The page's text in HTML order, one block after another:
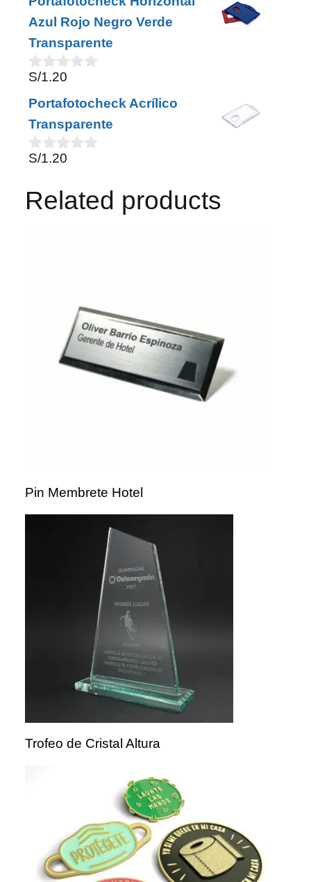
u
t
o
f
5
Azul Rojo Negro Verde
Transparente
0
u
t
o
f
5
S/1.20
Portafotocheck Acrílico
Transparente
0
t
S/1.20
Related products
Pin Membrete Hotel
Trofeo de Cristal Altura